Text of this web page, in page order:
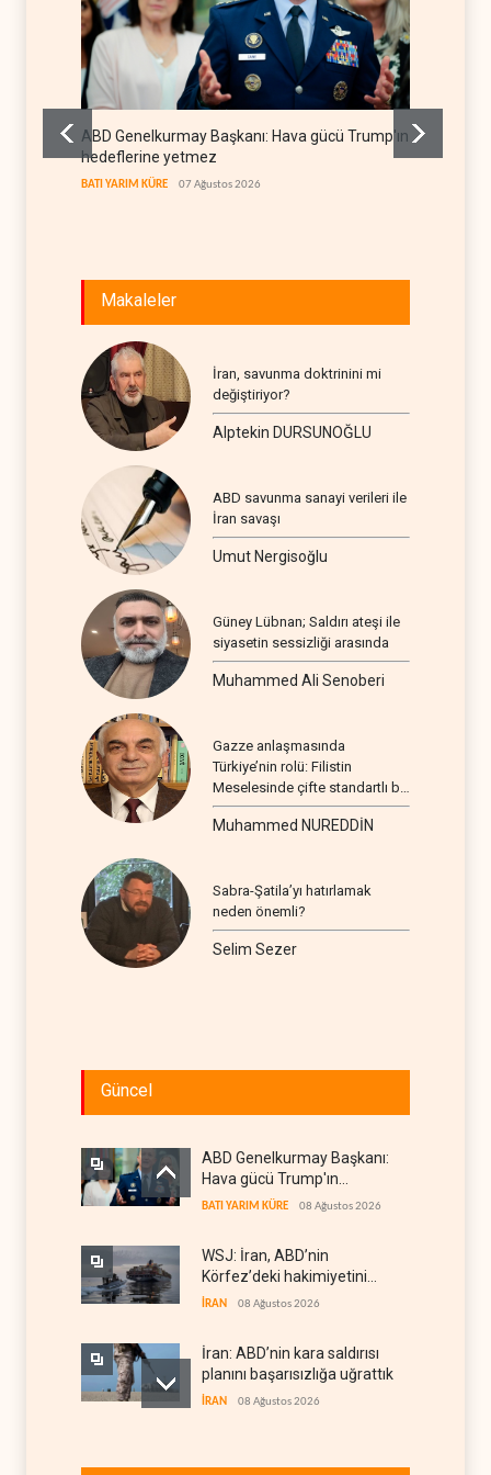
ABD Genelkurmay Başkanı: Hava gücü Trump'ın
hedeflerine yetmez
BATI YARIM KÜRE 07 Ağustos 2026
Makaleler
İran, savunma doktrinini mi
değiştiriyor?
Alptekin DURSUNOĞLU
ABD savunma sanayi verileri ile
İran savaşı
Umut Nergisoğlu
Güney Lübnan; Saldırı ateşi ile
siyasetin sessizliği arasında
Muhammed Ali Senoberi
Gazze anlaşmasında
Türkiye’nin rolü: Filistin
Meselesinde çifte standartlı bir
seyir
Muhammed NUREDDİN
Sabra-Şatila’yı hatırlamak
neden önemli?
Selim Sezer
Güncel
ABD Genelkurmay Başkanı:
Hava gücü Trump'ın
hedeflerine yetmez
BATI YARIM KÜRE 08 Ağustos 2026
WSJ: İran, ABD’nin
Körfez’deki hakimiyetini
sona erdiriyor
İRAN 08 Ağustos 2026
İran: ABD’nin kara saldırısı
planını başarısızlığa uğrattık
İRAN 08 Ağustos 2026